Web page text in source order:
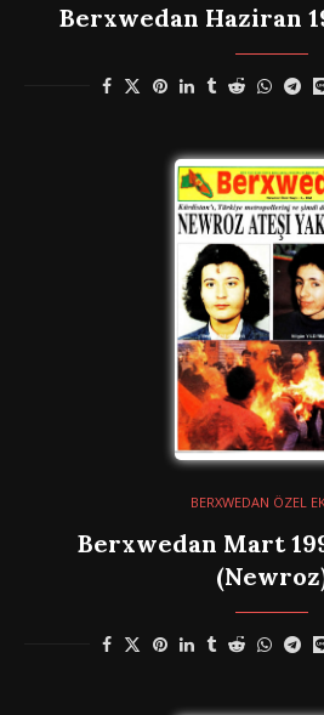
Berxwedan Haziran
BERXWEDAN ÖZEL
Berxwedan Mart